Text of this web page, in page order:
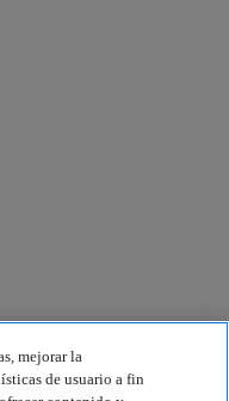
mejorar la
de usuario a fin